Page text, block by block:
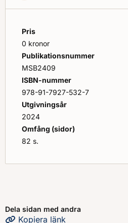
Pris
0 kronor
Publikationsnummer
MSB2409
ISBN-nummer
978-91-7927-532-7
Utgivningsår
2024
Omfång (sidor)
82 s.
Dela sidan med andra
Kopiera sidans
länk